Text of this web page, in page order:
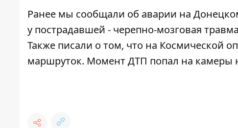
Ранее мы сообщали об аварии на
у пострадавшей - черепно-мозговая
Также писали о том, что на Космической
маршруток. Момент ДТП попал на камеры